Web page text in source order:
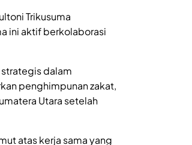
Trikusuma
ini aktif berkolaborasi
dalam
penghimpunan zakat,
Utara setelah
atas kerja sama yang